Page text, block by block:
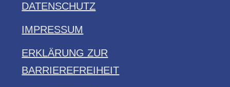
DATENSCHUTZ
IMPRESSUM
ERKLÄRUNG ZUR
BARRIEREFREIHEIT